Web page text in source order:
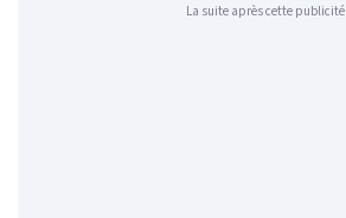
La suite après cette publicité